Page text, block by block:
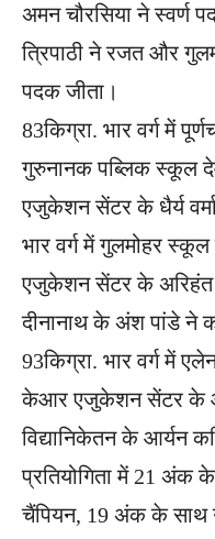
अमन चौरसिया ने स्वर्ण
त्रिपाठी ने रजत और
पदक जीता।
83किग्रा. भार वर्ग में
गुरुनानक प​ब्लिक स्कूल
एजुकेशन सेंटर के धैर्य
भार वर्ग में गुलमोहर
एजुकेशन सेंटर के अरिहंत
दीनानाथ के अंश पांडे ने
93​किग्रा. भार वर्ग में
केआर एजुकेशन सेंटर के
विद्यानिकेतन के आर्यन
प्रतियोगिता में 21 अंक
चैंपियन, 19 अंक के साथ